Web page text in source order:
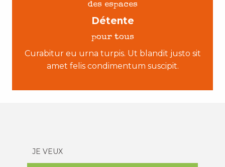
des espaces
Détente
pour tous
Curabitur eu urna turpis. Ut blandit justo sit
amet felis condimentum suscipit.
JE VEUX